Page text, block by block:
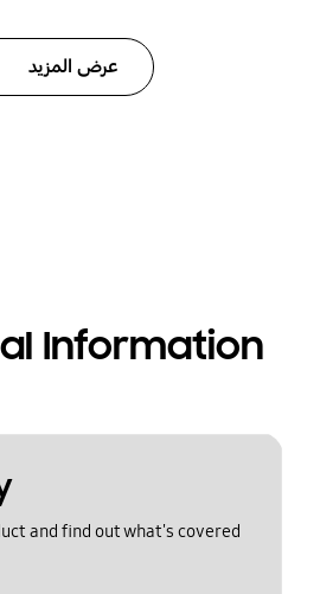
عرض المزيد
Information
and find out what's covered